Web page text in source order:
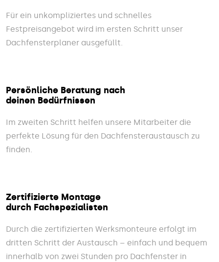
Für ein unkompliziertes und schnelles
Festpreisangebot wird im ersten Schritt unser
Dachfensterplaner ausgefüllt.
Persönliche Beratung nach
deinen Bedürfnissen
Im zweiten Schritt helfen unsere Mitarbeiter die
perfekte Lösung für den Dachfensteraustausch zu
finden.
Zertifizierte Montage
durch Fachspezialisten
Durch die zertifizierten Werksmonteure erfolgt im
dritten Schritt der Austausch – einfach und bequem
innerhalb von zwei Stunden pro Dachfenster in